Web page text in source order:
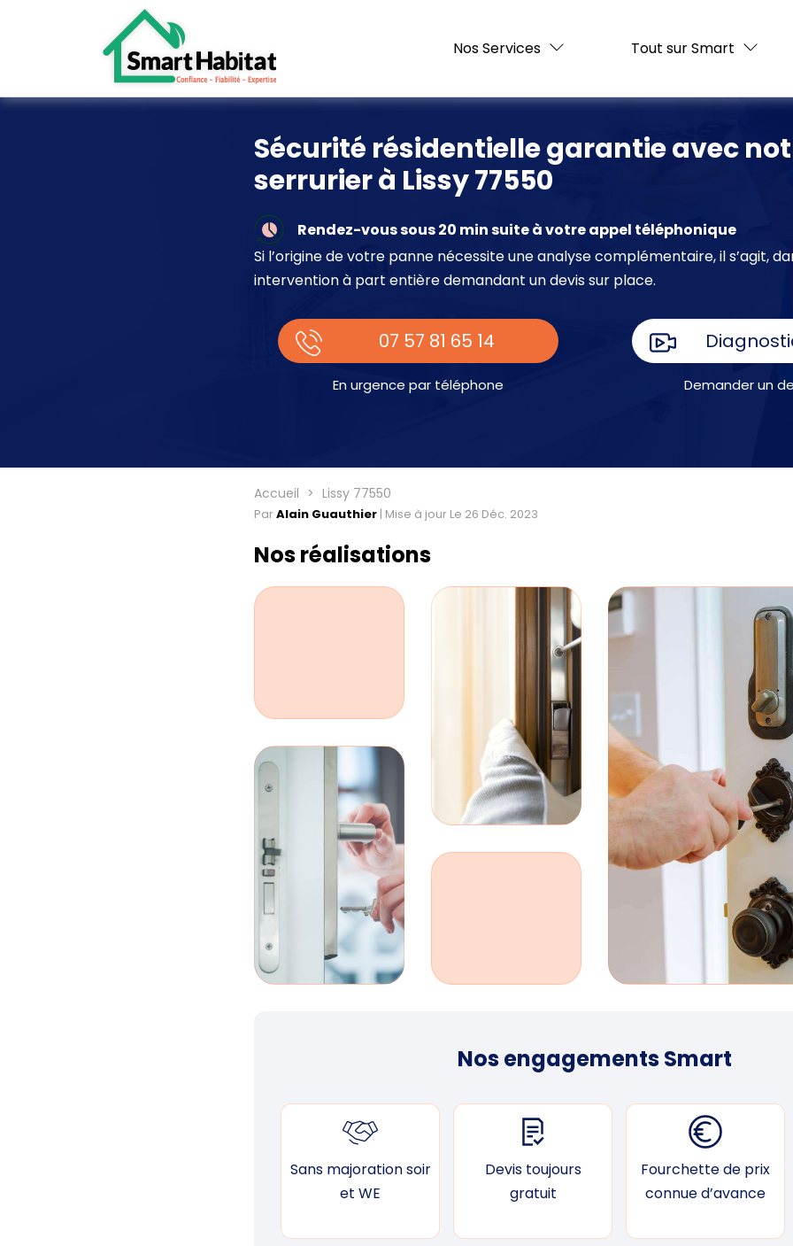
Nos Services Tout sur Smart
Sécurité résidentielle garantie avec
serrurier à Lissy 77550
Rendez-vous sous 20 min suite à votre appel téléphonique
Si l’origine de votre panne nécessite une analyse complémentaire, il s’agit,
intervention à part entière demandant un devis sur place.
07 57 81 65 14
En urgence par téléphone Demander un
Accueil Lissy 77550
ParAlain Guauthier | Mise à jour Le 26 Déc. 2023
Nos réalisations
Nos engagements Smart
Sans majoration soir
et WE
Devis toujours
gratuit
Fourchette de prix
connue d’avance